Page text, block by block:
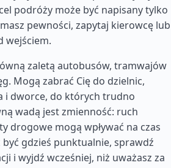
podróży może być napisany tylko
pewności, zapytaj kierowcę lub
wejściem.
zaletą autobusów, tramwajów
Mogą zabrać Cię do dzielnic,
i dworce, do których trudno
wadą jest zmienność: ruch
drogowe mogą wpływać na czas
być gdzieś punktualnie, sprawdź
i wyjdź wcześniej, niż uważasz za